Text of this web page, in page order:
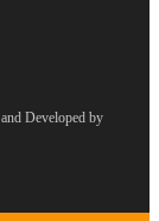
Developed by